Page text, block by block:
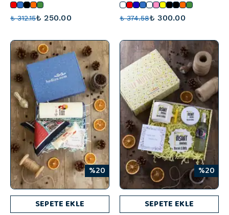
₺ 312.15₺ 250.00 ₺ 374.58₺ 300.00
%20
SEPETE EKLE
%20
SEPETE EKLE